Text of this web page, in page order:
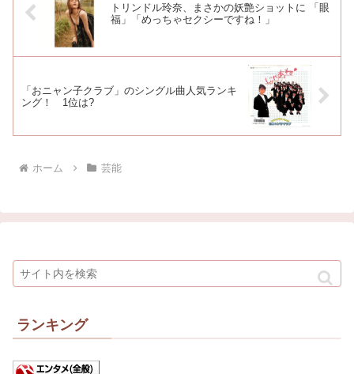
トリンドル玲奈、まさかの妖艶ショットに 「眼
福」「めっちゃセクシーですね！」
「おニャン子クラブ」のシングル曲人気ランキ
ング！ 1位は?
ホーム 芸能
ランキング